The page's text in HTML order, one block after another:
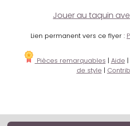
Jouer au taquin
Lien permanent vers ce flyer :
Pièces remarquables | Aide |
de style |